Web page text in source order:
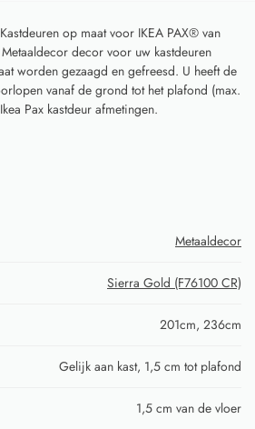
op maat voor IKEA PAX® van
decor voor uw kastdeuren
worden gezaagd en gefreesd. U heeft de
vanaf de grond tot het plafond (max.
Pax kastdeur afmetingen.
Metaaldecor
Sierra Gold (F76100 CR)
201cm, 236cm
Gelijk aan kast, 1,5 cm tot plafond
1,5 cm van de vloer